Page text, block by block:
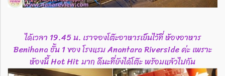
ได้เวลา 19.45 น. เราจองโต๊ะอาหารเย็นไว้ที่ ห้องอาหาร
Benihana ชั้น 1 ของ โรงแรม Anantara Riverside ค่ะ เพราะ
ห้องนี้ Hot Hit มาก ดีนะที่ยังได้โต๊ะ พร้อมแล้วไปกัน